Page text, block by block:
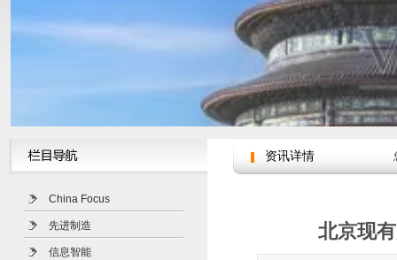
China Focus
先进制造
信息智能
资讯详情
北京现